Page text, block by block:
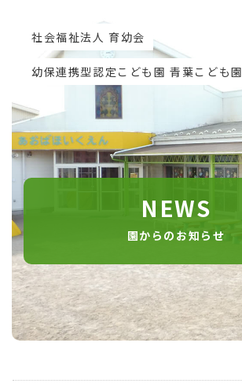
社会福祉法人 育幼会
幼保連携型認定こども園 青葉こども園
NEWS
園からのお知らせ